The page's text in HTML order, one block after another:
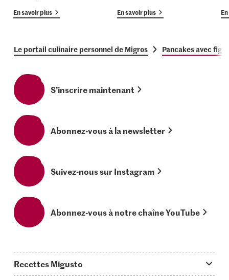
En savoir plus En savoir plus
Le portail culinaire personnel de Migros Pancakes avec
S’inscrire maintenant
Abonnez-vous à la newsletter
Suivez-nous sur Instagram
Abonnez-vous à notre chaîne YouTube
Recettes Migusto